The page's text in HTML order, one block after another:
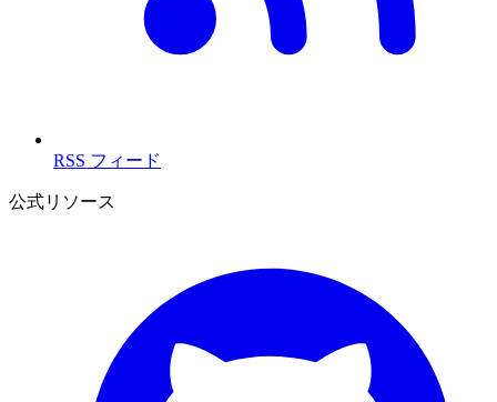
RSS フィード
公式リソース